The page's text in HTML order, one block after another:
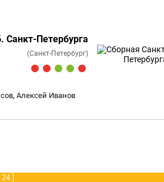
Санкт-Петербурга
(Санкт-Петербург)
, Алексей Иванов
24